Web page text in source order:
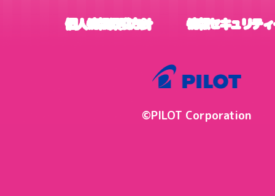
個人情報保護方針 情報セキュリテ
©PILOT Corporation